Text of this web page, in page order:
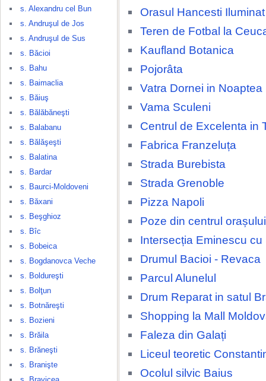
s. Alexandru cel Bun
s. Andruşul de Jos
s. Andruşul de Sus
s. Băcioi
s. Bahu
s. Baimaclia
s. Băiuş
s. Bălăbăneşti
s. Balabanu
s. Bălăşeşti
s. Balatina
s. Bardar
s. Baurci-Moldoveni
s. Băxani
s. Beşghioz
s. Bîc
s. Bobeica
s. Bogdanovca Veche
s. Boldureşti
s. Bolţun
s. Botnăreşti
s. Bozieni
s. Brăila
s. Brăneşti
s. Branişte
Orasul Hancesti
Teren de Fotbal la
Kaufland Botanica
Pojorâta
Vatra Dornei in Noaptea
Vama Sculeni
Centrul de Excelenta in
Fabrica Franzeluța
Strada Burebista
Strada Grenoble
Pizza Napoli
Poze din centrul
Intersecția Eminescu cu
Drumul Bacioi - Revaca
Parcul Alunelul
Drum Reparat in satul
Shopping la Mall
Faleza din Galați
Liceul teoretic
Ocolul silvic Baius